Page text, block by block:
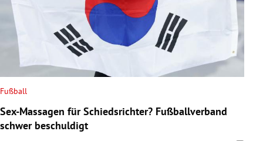
Fußball
Sex-Massagen für Schiedsrichter? Fußballverband
schwer beschuldigt